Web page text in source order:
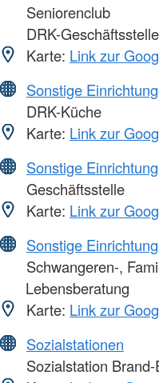
Seniorenclub
DRK-Geschäftsstelle
Karte: Link zur
Sonstige
DRK-Küche
Karte: Link zur
Sonstige
Geschäftsstelle
Karte: Link zur
Sonstige
Schwangeren-,
Lebensberatung
Karte: Link zur
Sozialstationen
Sozialstation